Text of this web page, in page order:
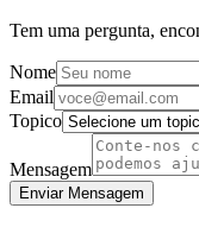
Tem uma pergunta,
Nome
Email
Topico
Mensagem
Enviar Mensagem